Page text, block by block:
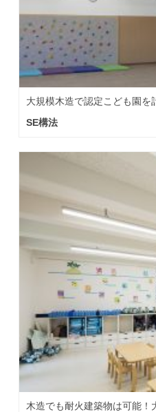
大規模木造で認定こども園を
SE構法
木造でも耐火建築物は可能